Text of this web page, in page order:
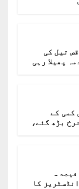
تیل کی
پھیلا رہی
کمی کے
کے نرخ بڑھ گئے،
افراط زر کی شرح 9 فیصد ..
کا